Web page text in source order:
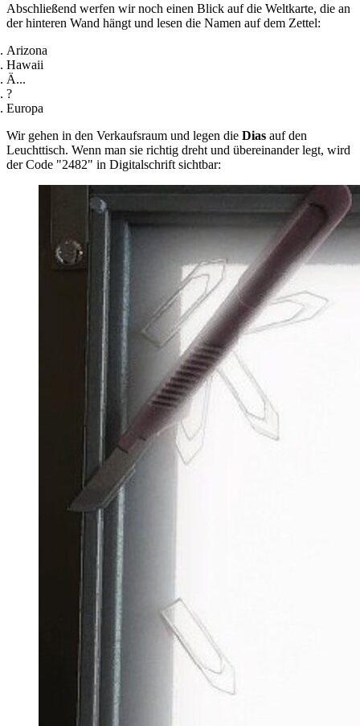
Abschließend werfen wir noch einen Blick auf die Weltkarte, die an
der hinteren Wand hängt und lesen die Namen auf dem Zettel:
Arizona
Hawaii
Ä...
?
Europa
Wir gehen in den Verkaufsraum und legen die Dias auf den
Leuchttisch. Wenn man sie richtig dreht und übereinander legt, wird
der Code "2482" in Digitalschrift sichtbar: